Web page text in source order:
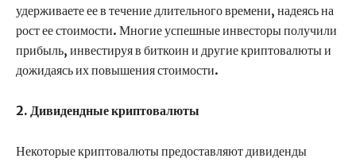
удерживаете ее в течение длительного времени, надеясь на
рост ее стоимости. Многие успешные инвесторы получили
прибыль, инвестируя в биткоин и другие криптовалюты и
дожидаясь их повышения стоимости.
2. Дивидендные криптовалюты
Некоторые криптовалюты предоставляют дивиденды